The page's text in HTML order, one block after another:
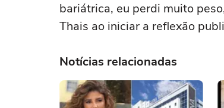
bariátrica, eu perdi muito
Thais ao iniciar a reflexão
Notícias relacionadas